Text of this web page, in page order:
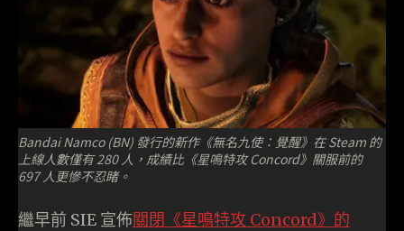
Bandai Namco (BN) 發行的新作《無名九使：覺醒》在 Steam 的
上線人數僅有 280 人，成績比《星鳴特攻 Concord》關服前的
697 人更慘不忍睹。
繼早前 SIE 宣佈關閉《星鳴特攻 Concord》的